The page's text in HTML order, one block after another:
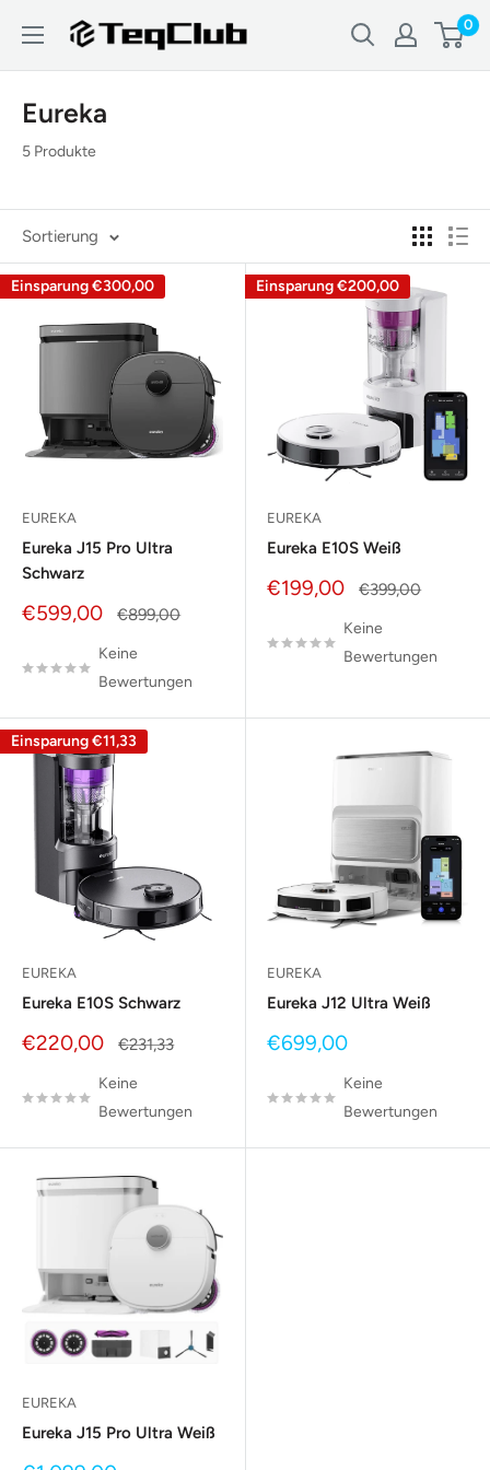
zum
Inhalt
TeqClub.com 0
Eureka
5 Produkte
Sortierung
Einsparung€300,00
EUREKA
Eureka J15 Pro Ultra
Schwarz
Sonderpreis
€599,00 Normalpreis
€899,00
Keine
Bewertungen
Einsparung€200,00
EUREKA
Eureka E10S Weiß
Sonderpreis
€199,00 Normalpreis
€399,00
Keine
Bewertungen
Einsparung€11,33
EUREKA
Eureka E10S Schwarz
Sonderpreis
€220,00 Normalpreis
€231,33
Keine
Bewertungen
EUREKA
Eureka J12 Ultra Weiß
Sonderpreis
€699,00
Keine
Bewertungen
EUREKA
Eureka J15 Pro Ultra Weiß